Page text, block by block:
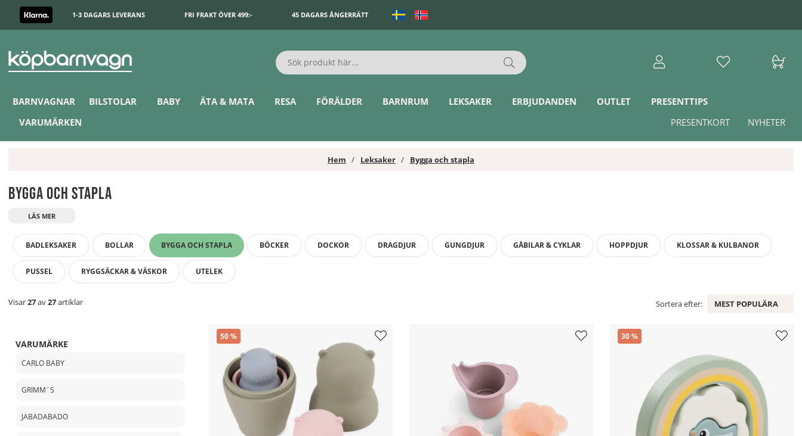
1-3 DAGARS LEVERANS FRI FRAKT ÖVER 499:- 45 DAGARS ÅNGERRÄTT
BARNVAGNAR BILSTOLAR BABY ÄTA & MATA RESA FÖRÄLDER BARNRUM LEKSAKER ERBJUDANDEN OUTLET
PRESENTTIPS
VARUMÄRKEN
NYHETER
PRESENTKORT
Hem Leksaker Bygga och stapla
Bygga och stapla
BADLEKSAKER BOLLAR BYGGA OCH STAPLA BÖCKER DOCKOR DRAGDJUR GUNGDJUR GÅBILAR & CYKLAR HOPPDJUR KLOSSAR & KULBANOR
PUSSEL RYGGSÄCKAR & VÄSKOR UTELEK
Visar27av27artiklar Sortera efter: MEST POPULÄRA
VARUMÄRKE
CARLO BABY
GRIMM´S
JABADABADO
50 30